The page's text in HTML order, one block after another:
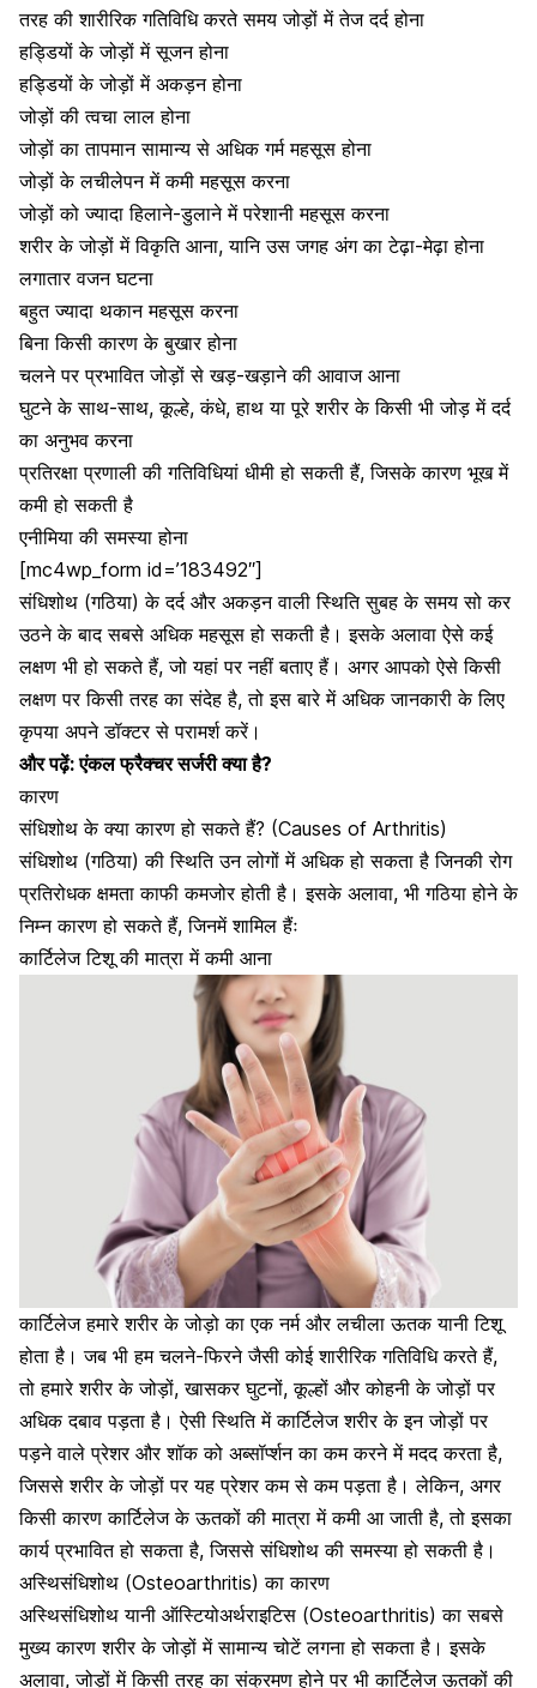
तरह की शारीरिक गतिविधि करते समय जोड़ों में तेज दर्द होना
हड्डियों के जोड़ों में सूजनहोना
हड्डियों के जोड़ों में अकड़न होना
जोड़ों की त्वचा लाल होना
जोड़ों का तापमान सामान्य से अधिक गर्म महसूस होना
जोड़ों के लचीलेपन में कमी महसूस करना
जोड़ों को ज्यादा हिलाने-डुलाने में परेशानी महसूस करना
शरीर के जोड़ों में विकृति आना, यानि उस जगह अंग का टेढ़ा-मेढ़ा होना
लगातारवजन घटना
बहुत ज्यादा थकान महसूस करना
बिना किसी कारण के बुखार होना
चलने पर प्रभावित जोड़ों से खड़-खड़ाने की आवाज आना
घुटने के साथ-साथ, कूल्हे, कंधे, हाथ या पूरे शरीर के किसी भी जोड़ में दर्द
का अनुभव करना
प्रतिरक्षा प्रणाली की गतिविधियां धीमी हो सकती हैं, जिसके कारण भूख में
कमी हो सकती है
एनीमिया की समस्याहोना
[mc4wp_form id=’183492″]
संधिशोथ (गठिया) के दर्द और अकड़न वाली स्थिति सुबह के समय सो कर
उठने के बाद सबसे अधिक महसूस हो सकती है। इसके अलावा ऐसे कई
लक्षण भी हो सकते हैं, जो यहां पर नहीं बताए हैं। अगर आपको ऐसे किसी
लक्षण पर किसी तरह का संदेह है, तो इस बारे में अधिक जानकारी के लिए
कृपया अपने डॉक्टर से परामर्श करें।
और पढ़ें:एंकल फ्रैक्चर सर्जरी क्या है?
कारण
संधिशोथ के क्या कारण हो सकते हैं? (Causes of Arthritis)
संधिशोथ (गठिया) की स्थिति उन लोगों में अधिक हो सकता है जिनकी रोग
प्रतिरोधक क्षमता काफी कमजोर होती है। इसके अलावा, भी गठिया होने के
निम्न कारण हो सकते हैं, जिनमें शामिल हैंः
कार्टिलेज टिशू की मात्रा में कमी आना
कार्टिलेजहमारे शरीर के जोड़ो का एक नर्म और लचीला ऊतक यानी टिशू
होता है। जब भी हम चलने-फिरने जैसी कोई शारीरिक गतिविधि करते हैं,
तो हमारे शरीर के जोड़ों, खासकर घुटनों, कूल्हों और कोहनी के जोड़ों पर
अधिक दबाव पड़ता है। ऐसी स्थिति में कार्टिलेज शरीर के इन जोड़ों पर
पड़ने वाले प्रेशर और शॉक को अब्सॉर्प्शन का कम करने में मदद करता है,
जिससे शरीर के जोड़ों पर यह प्रेशर कम से कम पड़ता है। लेकिन, अगर
किसी कारण कार्टिलेज के ऊतकों की मात्रा में कमी आ जाती है, तो इसका
कार्य प्रभावित हो सकता है, जिससे संधिशोथ की समस्या हो सकती है।
अस्थिसंधिशोथ (Osteoarthritis) का कारण
अस्थिसंधिशोथ यानी ऑस्टियोअर्थराइटिस (Osteoarthritis) का सबसे
मुख्य कारण शरीर के जोड़ों में सामान्य चोटें लगना हो सकता है। इसके
अलावा, जोड़ों में किसी तरह का संक्रमण होने पर भी कार्टिलेज ऊतकों की